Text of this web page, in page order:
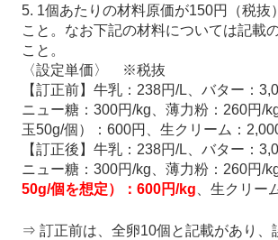
5. 1個あたりの材料原価が150円（税抜
こと。なお下記の材料については記載
こと。
〈設定単価〉 ※税抜
【訂正前】牛乳：238円/L、バター：
ニュー糖：300円/kg、薄力粉：260円/
玉50g/個）：600円、生クリーム：
【訂正後】牛乳：238円/L、バター：
ニュー糖：300円/kg、薄力粉：260円/kg
50g/個を想定）：600円/kg 、生クリー
⇒ 訂正前は、全卵10個と記載があり、